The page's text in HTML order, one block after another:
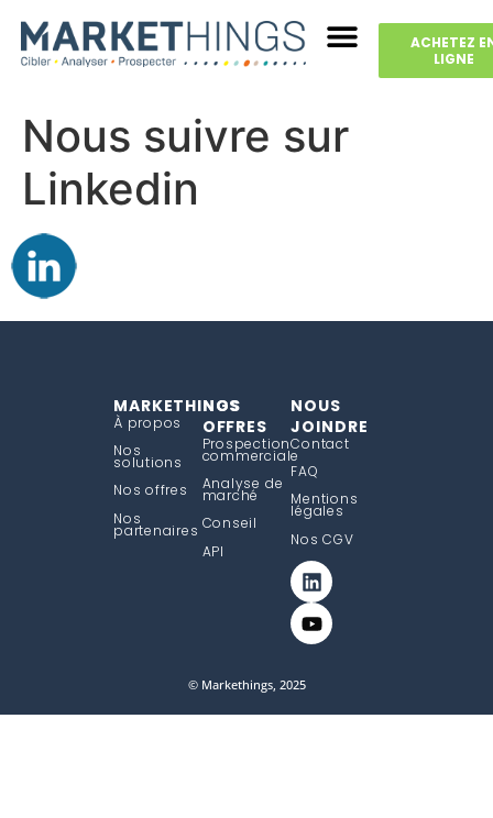
ACHETEZ
LIGNE
Nous suivre sur
Linkedin
MARKETHINGS
À propos
Nos
solutions
Nos offres
Nos
partenaires
NOS
OFFRES
Prospection
commerciale
Analyse de
marché
Conseil
API
NOUS
JOINDRE
Contact
FAQ
Mentions
légales
Nos CGV
© Markethings, 2025